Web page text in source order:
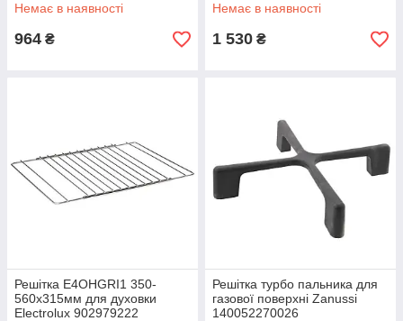
Немає в наявності
964 ₴
Немає в наявності
1 530 ₴
Решітка E4OHGRI1 350-
560x315мм для духовки
Electrolux 902979222
Решітка турбо пальника для
газової поверхні Zanussi
140052270026